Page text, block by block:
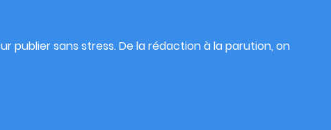
publier sans stress. De la rédaction à la parution, on